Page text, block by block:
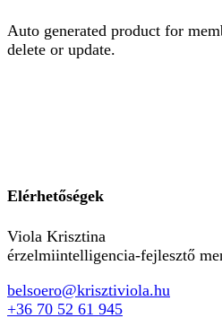
Auto generated product for
delete or update.
Elérhetőségek
Viola Krisztina
érzelmiintelligencia-fejlesztő
belsoero@krisztiviola.hu
+36 70 52 61 945